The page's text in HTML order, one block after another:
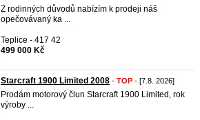
Z rodinných důvodů nabízím k prodeji náš
opečovávaný ka ...
Teplice - 417 42
499 000 Kč
Starcraft 1900 Limited 2008 - TOP - [7.8. 2026]
Prodám motorový člun Starcraft 1900 Limited, rok
výroby ...